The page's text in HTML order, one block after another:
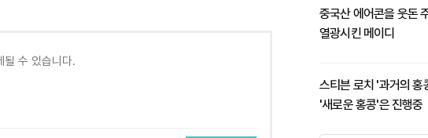
중국산 에어콘을 웃돈
열광시킨 메이디
스티븐 로치 '과거의 홍
'새로운 홍콩'은 진행중